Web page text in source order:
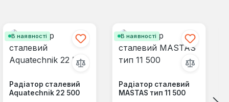
В наявності
Радіатор сталевий
Aquatechnik 22 500
В наявності
Радіатор сталевий
MASTAS тип 11 500